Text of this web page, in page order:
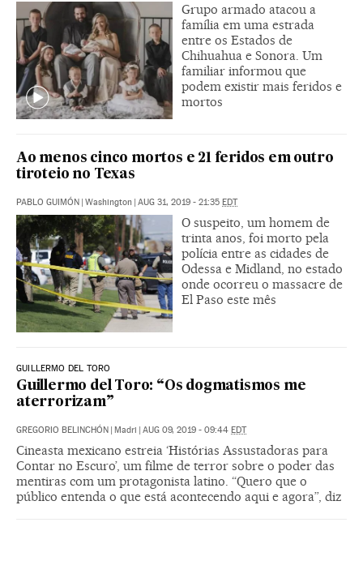
Grupo armado atacou a
família em uma estrada
entre os Estados de
Chihuahua e Sonora. Um
familiar informou que
podem existir mais feridos e
mortos
Ao menos cinco mortos e 21 feridos em outro
tiroteio no Texas
PABLO GUIMÓN | Washington | AUG 31, 2019 - 21:35 EDT
O suspeito, um homem de
trinta anos, foi morto pela
polícia entre as cidades de
Odessa e Midland, no estado
onde ocorreu o massacre de
El Paso este mês
GUILLERMO DEL TORO
Guillermo del Toro: “Os dogmatismos me
aterrorizam”
GREGORIO BELINCHÓN | Madri | AUG 09, 2019 - 09:44 EDT
Cineasta mexicano estreia ‘Histórias Assustadoras para
Contar no Escuro’, um filme de terror sobre o poder das
mentiras com um protagonista latino. “Quero que o
público entenda o que está acontecendo aqui e agora”, diz